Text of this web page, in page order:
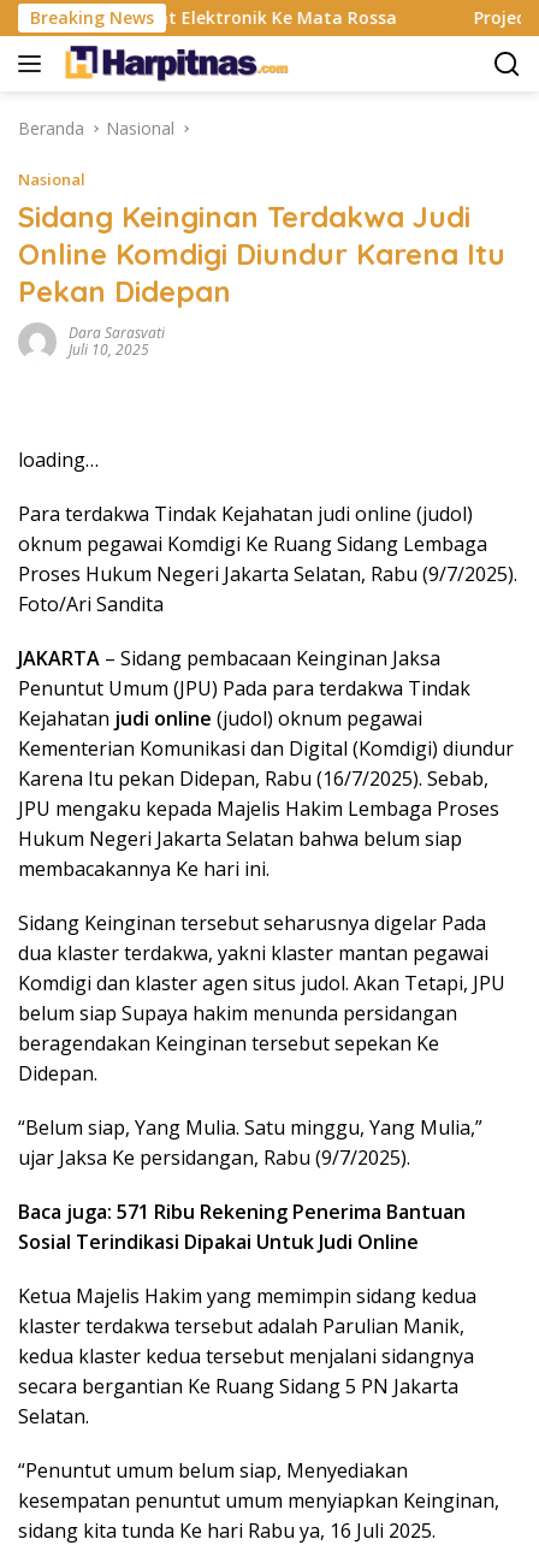
Langsung
ke
konten
Breaking News
Alat Elektronik Ke Mata Rossa Project Pop
Beranda Nasional
Nasional
Sidang Keinginan Terdakwa Judi
Online Komdigi Diundur Karena Itu
Pekan Didepan
Dara Sarasvati
Juli 10, 2025
loading…
Para terdakwa Tindak Kejahatan judi online (judol)
oknum pegawai Komdigi Ke Ruang Sidang Lembaga
Proses Hukum Negeri Jakarta Selatan, Rabu (9/7/2025).
Foto/Ari Sandita
JAKARTA – Sidang pembacaan Keinginan Jaksa
Penuntut Umum (JPU) Pada para terdakwa Tindak
Kejahatan judi online (judol) oknum pegawai
Kementerian Komunikasi dan Digital (Komdigi) diundur
Karena Itu pekan Didepan, Rabu (16/7/2025). Sebab,
JPU mengaku kepada Majelis Hakim Lembaga Proses
Hukum Negeri Jakarta Selatan bahwa belum siap
membacakannya Ke hari ini.
Sidang Keinginan tersebut seharusnya digelar Pada
dua klaster terdakwa, yakni klaster mantan pegawai
Komdigi dan klaster agen situs judol. Akan Tetapi, JPU
belum siap Supaya hakim menunda persidangan
beragendakan Keinginan tersebut sepekan Ke
Didepan.
“Belum siap, Yang Mulia. Satu minggu, Yang Mulia,”
ujar Jaksa Ke persidangan, Rabu (9/7/2025).
Baca juga: 571 Ribu Rekening Penerima Bantuan
Sosial Terindikasi Dipakai Untuk Judi Online
Ketua Majelis Hakim yang memimpin sidang kedua
klaster terdakwa tersebut adalah Parulian Manik,
kedua klaster kedua tersebut menjalani sidangnya
secara bergantian Ke Ruang Sidang 5 PN Jakarta
Selatan.
“Penuntut umum belum siap, Menyediakan
kesempatan penuntut umum menyiapkan Keinginan,
sidang kita tunda Ke hari Rabu ya, 16 Juli 2025.